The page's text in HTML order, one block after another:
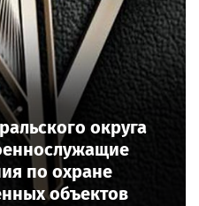
округа
по охране
объектов